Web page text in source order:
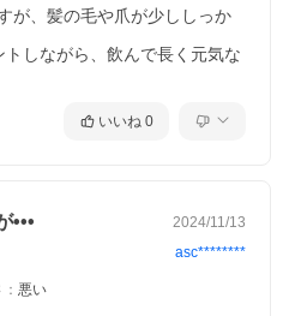
が、髪の毛や爪が少ししっか
しながら、飲んで長く元気な
いいね 0
2024/11/13
asc********
： 悪い